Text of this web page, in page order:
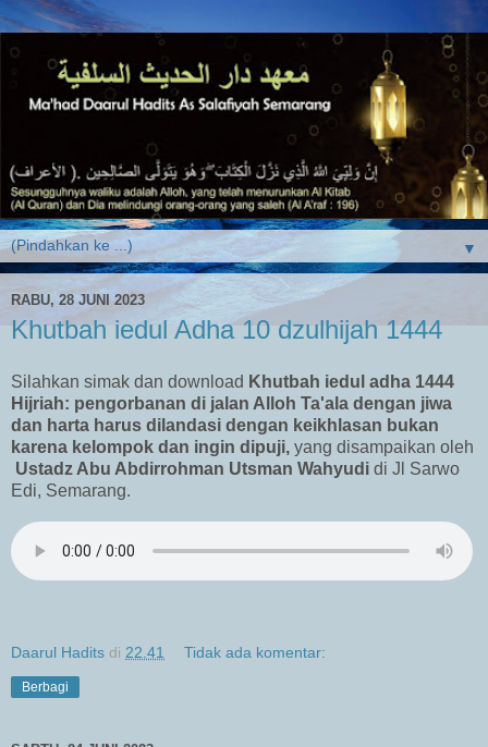
▼
RABU, 28 JUNI 2023
Khutbah iedul Adha 10 dzulhijah 1444
Silahkan simak dan download Khutbah iedul adha 1444
Hijriah: pengorbanan di jalan Alloh Ta'ala dengan jiwa
dan harta harus dilandasi dengan keikhlasan bukan
karena kelompok dan ingin dipuji, yang disampaikan oleh
Ustadz Abu Abdirrohman Utsman Wahyudi di Jl Sarwo
Edi, Semarang.
Daarul Hadits di 22.41 Tidak ada komentar:
Berbagi